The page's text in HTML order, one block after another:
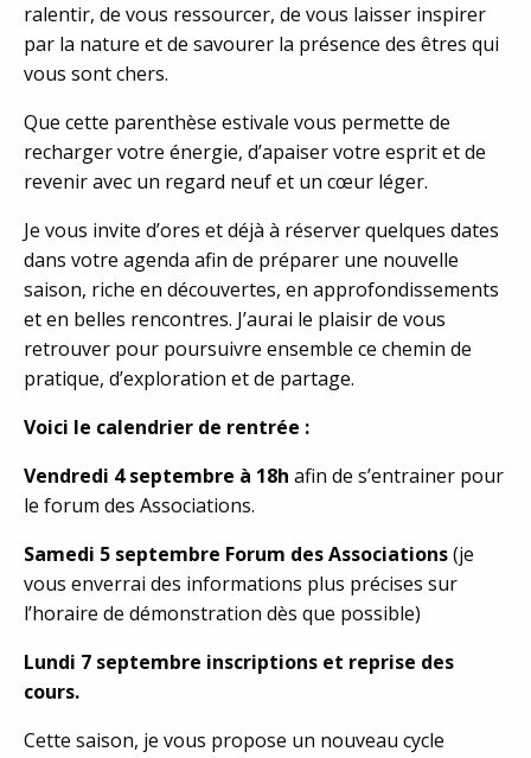
ralentir, de vous ressourcer, de vous laisser inspirer
par la nature et de savourer la présence des êtres qui
vous sont chers.
Que cette parenthèse estivale vous permette de
recharger votre énergie, d’apaiser votre esprit et de
revenir avec un regard neuf et un cœur léger.
Je vous invite d’ores et déjà à réserver quelques dates
dans votre agenda afin de préparer une nouvelle
saison, riche en découvertes, en approfondissements
et en belles rencontres. J’aurai le plaisir de vous
retrouver pour poursuivre ensemble ce chemin de
pratique, d’exploration et de partage.
Voici le calendrier de rentrée :
Vendredi 4 septembre à 18h afin de s’entrainer pour
le forum des Associations.
Samedi 5 septembre Forum des Associations(je
vous enverrai des informations plus précises sur
l’horaire de démonstration dès que possible)
Lundi 7 septembre inscriptions et reprise des
cours.
Cette saison, je vous propose un nouveau cycle